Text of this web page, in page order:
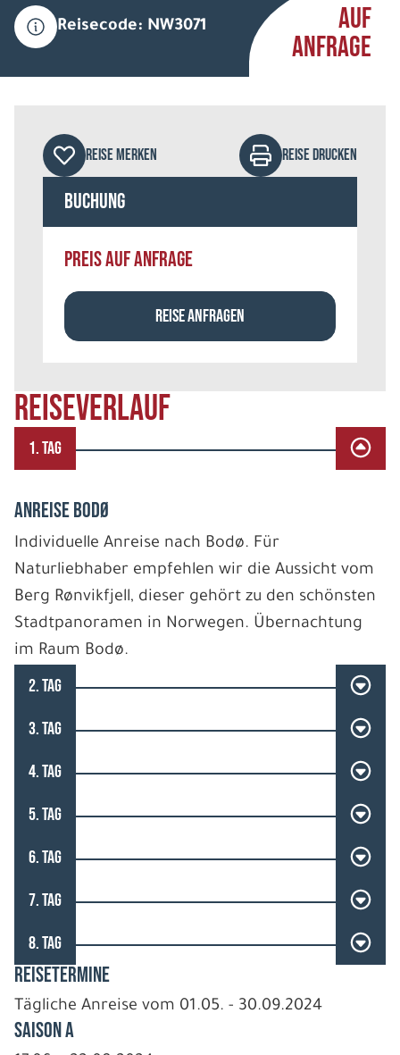
Reisecode: NW3071
AUF
ANFRAGE
REISEVERLAUF
1. TAG
ANREISE BODØ
Individuelle Anreise nach Bodø. Für
Naturliebhaber empfehlen wir die Aussicht vom
Berg Rønvikfjell, dieser gehört zu den schönsten
Stadtpanoramen in Norwegen. Übernachtung
im Raum Bodø.
2. TAG
3. TAG
4. TAG
5. TAG
6. TAG
7. TAG
8. TAG
REISETERMINE
Tägliche Anreise vom 01.05. - 30.09.2024
Saison A
REISE MERKEN REISE DRUCKEN
Buchung
PREIS AUF ANFRAGE
REISE ANFRAGEN